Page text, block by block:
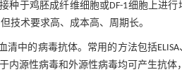
种于鸡胚成纤维细胞或DF-1细胞上进
技术要求高、成本高、周期长。
中的病毒抗体。常用的方法包括
内源性病毒和外源性病毒均可产生抗体